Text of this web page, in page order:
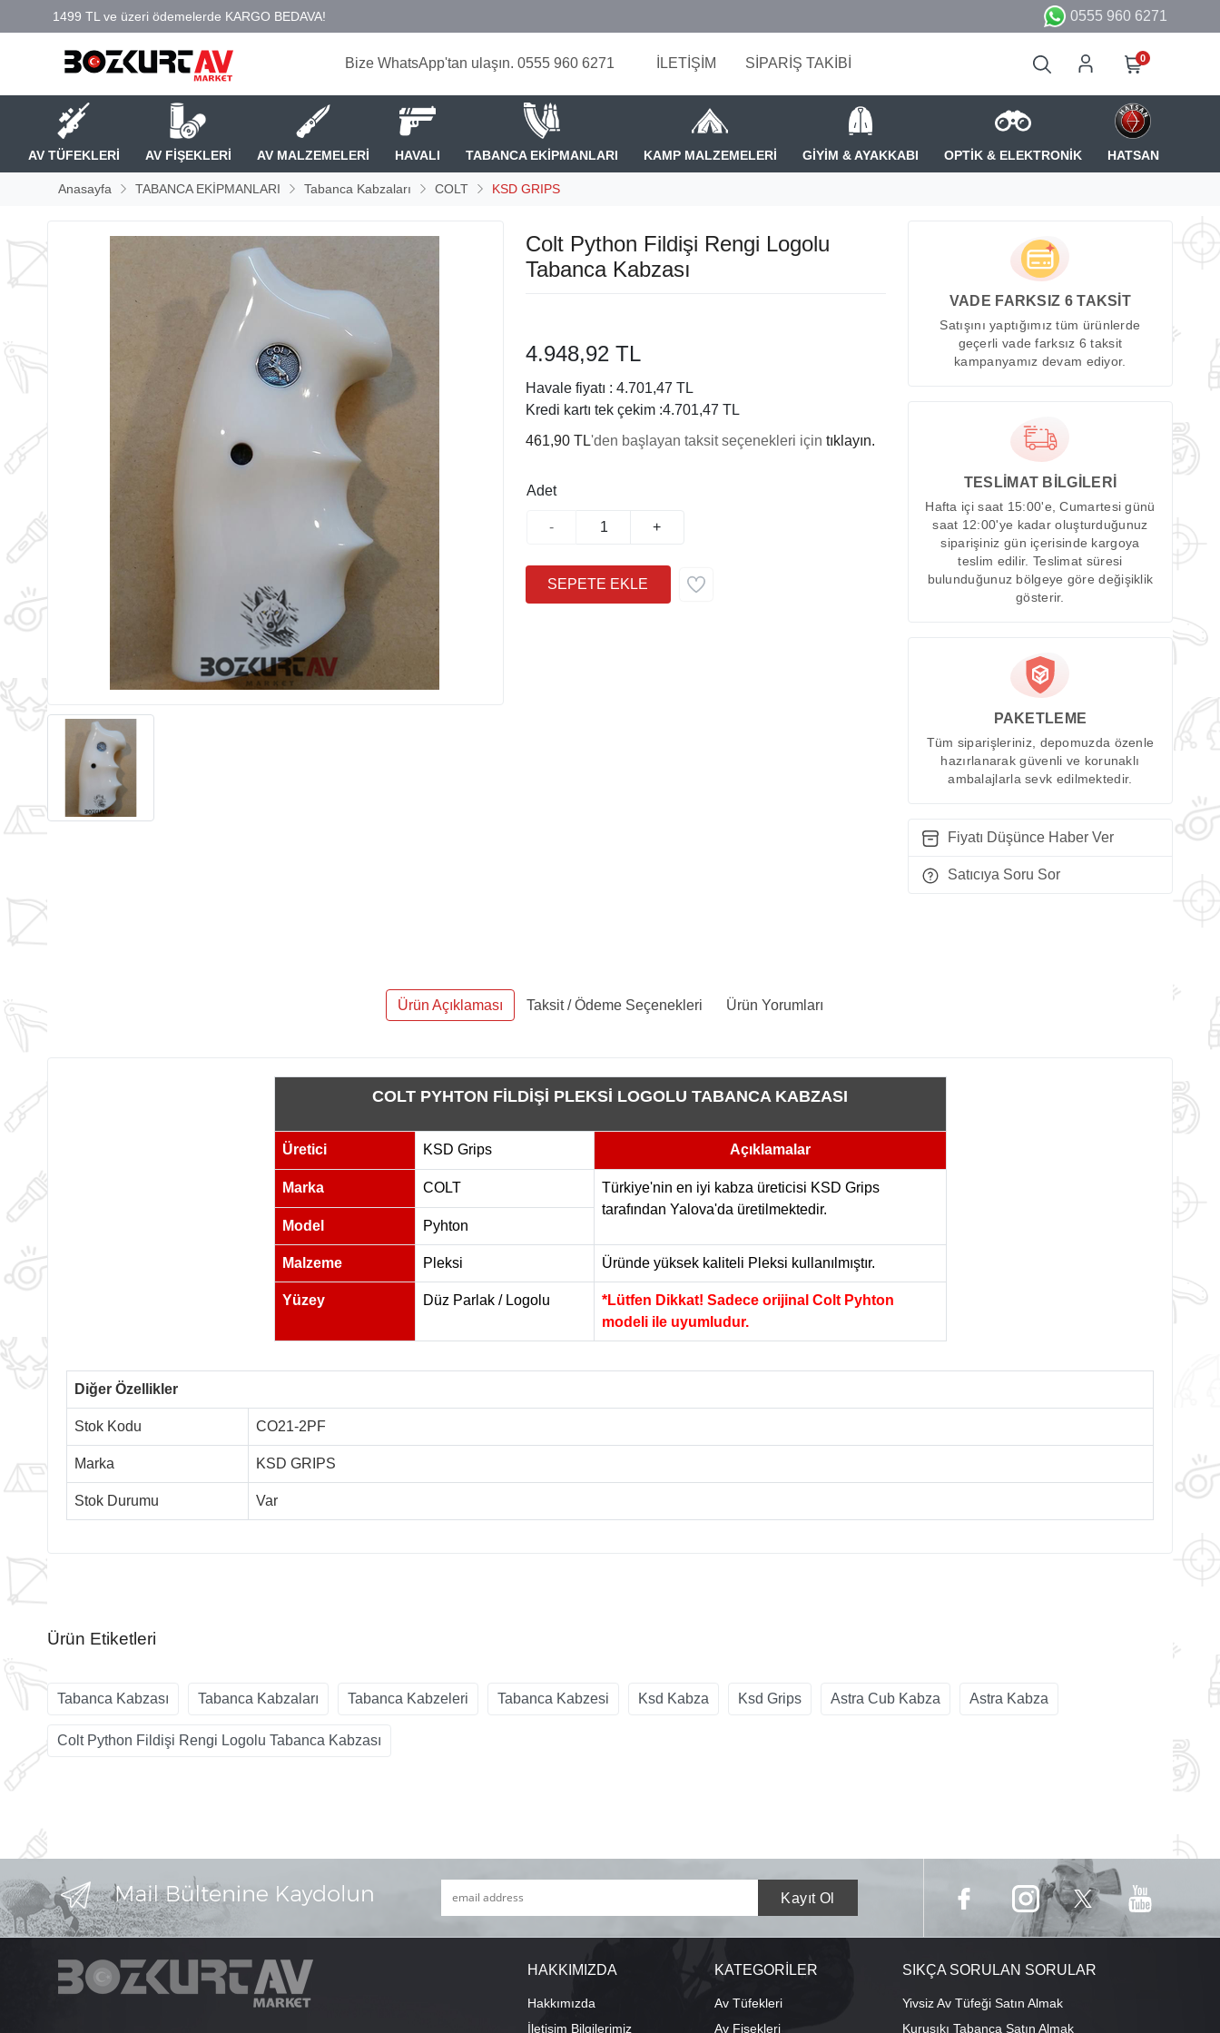
0555 960 6271
Bize WhatsApp'tan ulaşın. 0555 960 6271 İLETİŞİM SİPARİŞ TAKİBİ 0
AV TÜFEKLERİ AV FİŞEKLERİ AV MALZEMELERİ HAVALI TABANCA EKİPMANLARI KAMP MALZEMELERİ GİYİM & AYAKKABI OPTİK & ELEKTRONİK HATSAN
Anasayfa TABANCA EKİPMANLARI Tabanca Kabzaları COLT KSD GRIPS
Colt Python Fildişi Rengi Logolu
Tabanca Kabzası
4.948,92 TL
Havale fiyatı : 4.701,47 TL
Kredi kartı tek çekim :4.701,47 TL
461,90 TL'den başlayan taksit seçenekleri için tıklayın.
Adet
- +
VADE FARKSIZ 6 TAKSİT
Satışını yaptığımız tüm ürünlerde
geçerli vade farksız 6 taksit
kampanyamız devam ediyor.
TESLİMAT BİLGİLERİ
Hafta içi saat 15:00'e, Cumartesi günü
saat 12:00'ye kadar oluşturduğunuz
siparişiniz gün içerisinde kargoya
teslim edilir. Teslimat süresi
bulunduğunuz bölgeye göre değişiklik
gösterir.
PAKETLEME
Tüm siparişleriniz, depomuzda özenle
hazırlanarak güvenli ve korunaklı
ambalajlarla sevk edilmektedir.
Fiyatı Düşünce Haber Ver
Satıcıya Soru Sor
Ürün Açıklaması Taksit / Ödeme Seçenekleri Ürün Yorumları
COLT PYHTON FİLDİŞİ PLEKSİ LOGOLU TABANCA KABZASI
Üretici KSD Grips Açıklamalar
Marka COLT
Türkiye'nin en iyi kabza üreticisi KSD Grips
tarafından Yalova'da üretilmektedir.
Model
Pyhton
Malzeme Pleksi Üründe yüksek kaliteli Pleksi kullanılmıştır.
Yüzey Düz Parlak / Logolu
*Lütfen Dikkat! Sadece orijinal Colt Pyhton
modeli ile uyumludur.
Diğer Özellikler
Stok Kodu CO21-2PF
Marka KSD GRIPS
Stok Durumu Var
Ürün Etiketleri
Tabanca Kabzası Tabanca Kabzaları Tabanca Kabzeleri Tabanca Kabzesi Ksd Kabza Ksd Grips Astra Cub Kabza Astra Kabza
Colt Python Fildişi Rengi Logolu Tabanca Kabzası
HAKKIMIZDA
Hakkımızda
İletişim Bilgilerimiz
KATEGORİLER
Av Tüfekleri
Av Fişekleri
SIKÇA SORULAN SORULAR
Yivsiz Av Tüfeği Satın Almak
Kurusıkı Tabanca Satın Almak